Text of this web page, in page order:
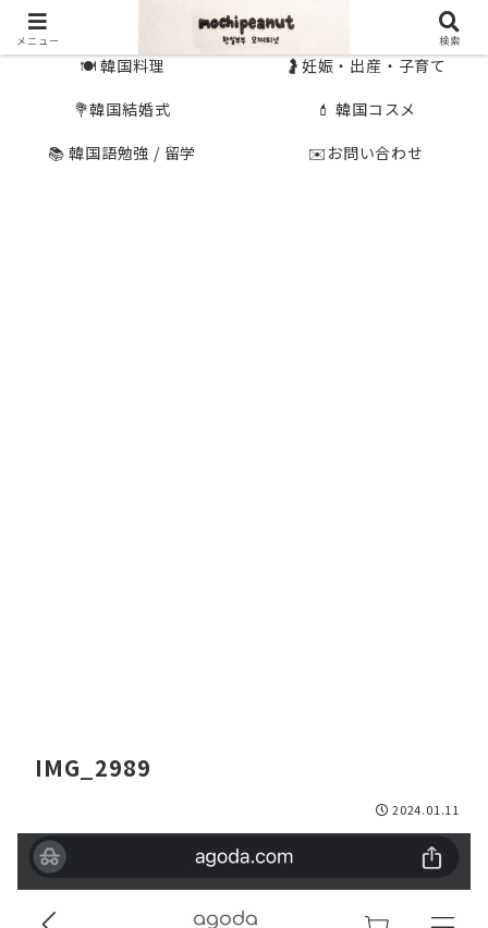
🍽 韓国料理
🤰妊娠・出産・子育て
💐韓国結婚式
💄 韓国コスメ
📚 韓国語勉強 / 留学
✉️お問い合わせ
IMG_2989
2024.01.11
メニュー 検索